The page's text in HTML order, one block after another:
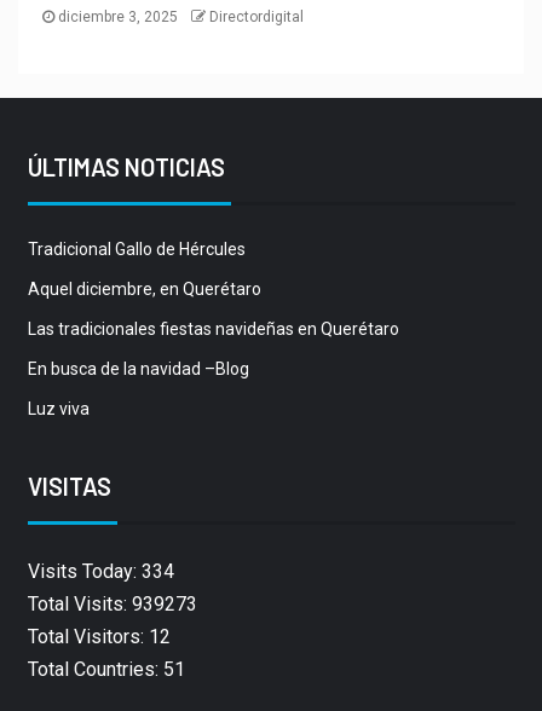
diciembre 3, 2025 Directordigital
ÚLTIMAS NOTICIAS
Tradicional Gallo de Hércules
Aquel diciembre, en Querétaro
Las tradicionales fiestas navideñas en Querétaro
En busca de la navidad –Blog
Luz viva
VISITAS
Visits Today: 334
Total Visits: 939273
Total Visitors: 12
Total Countries: 51